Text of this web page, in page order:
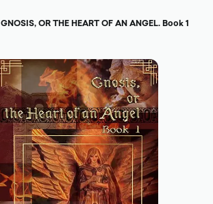
GNOSIS, OR THE HEART OF AN ANGEL. Book 1